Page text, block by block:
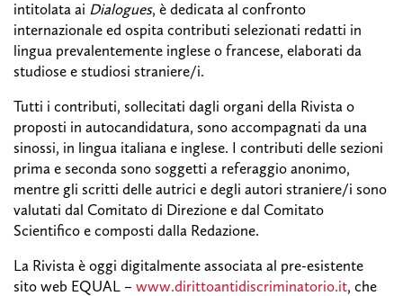
intitolata ai Dialogues, è dedicata al confronto
internazionale ed ospita contributi selezionati redatti in
lingua prevalentemente inglese o francese, elaborati da
studiose e studiosi straniere/i.
Tutti i contributi, sollecitati dagli organi della Rivista o
proposti in autocandidatura, sono accompagnati da una
sinossi, in lingua italiana e inglese. I contributi delle sezioni
prima e seconda sono soggetti a referaggio anonimo,
mentre gli scritti delle autrici e degli autori straniere/i sono
valutati dal Comitato di Direzione e dal Comitato
Scientifico e composti dalla Redazione.
La Rivista è oggi digitalmente associata al pre-esistente
sito web EQUAL – www.dirittoantidiscriminatorio.it, che